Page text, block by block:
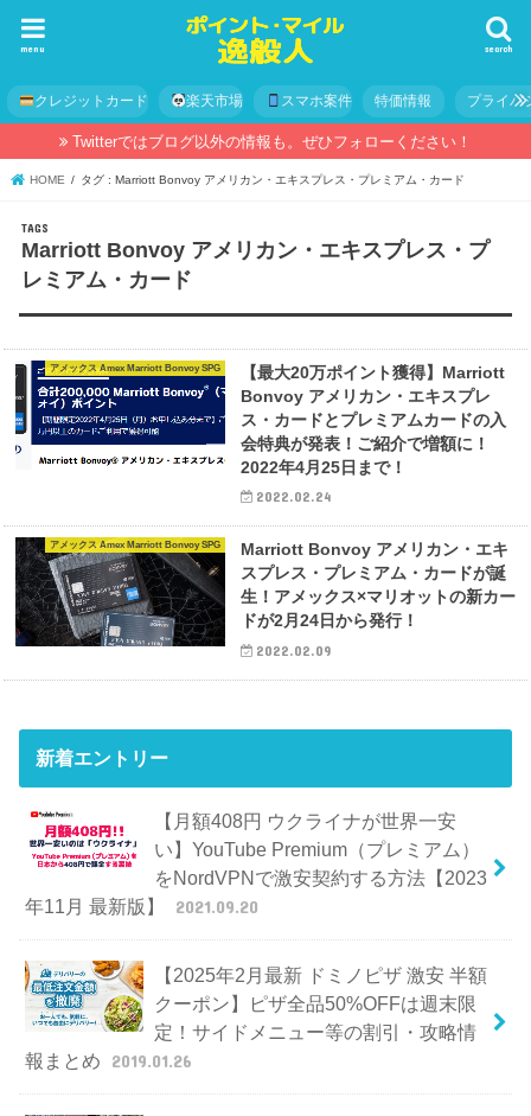
search
menu
クレジットカード 楽天市場 スマホ案件 特価情報 プライバ
Twitterではブログ以外の情報も。ぜひフォローください！
HOME タグ : Marriott Bonvoy アメリカン・エキスプレス・プレミアム・カード
Marriott Bonvoy アメリカン・エキスプレス・プ
レミアム・カード
アメックス Amex Marriott Bonvoy SPG
【最大20万ポイント獲得】Marriott
Bonvoy アメリカン・エキスプレ
ス・カードとプレミアムカードの入
会特典が発表！ご紹介で増額に！
2022年4月25日まで！
2022.02.24
アメックス Amex Marriott Bonvoy SPG
Marriott Bonvoy アメリカン・エキ
スプレス・プレミアム・カードが誕
生！アメックス×マリオットの新カー
ドが2月24日から発行！
2022.02.09
新着エントリー
【月額408円 ウクライナが世界一安
い】YouTube Premium（プレミアム）
をNordVPNで激安契約する方法【2023
年11月 最新版】
2021.09.20
【2025年2月最新 ドミノピザ 激安 半額
クーポン】ピザ全品50%OFFは週末限
定！サイドメニュー等の割引・攻略情
報まとめ
2019.01.26